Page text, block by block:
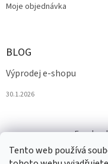
Tento web používá
Moje objednávka
BLOG
Výprodej e-shopu
30.1.2026